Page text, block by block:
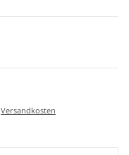
Versandkosten